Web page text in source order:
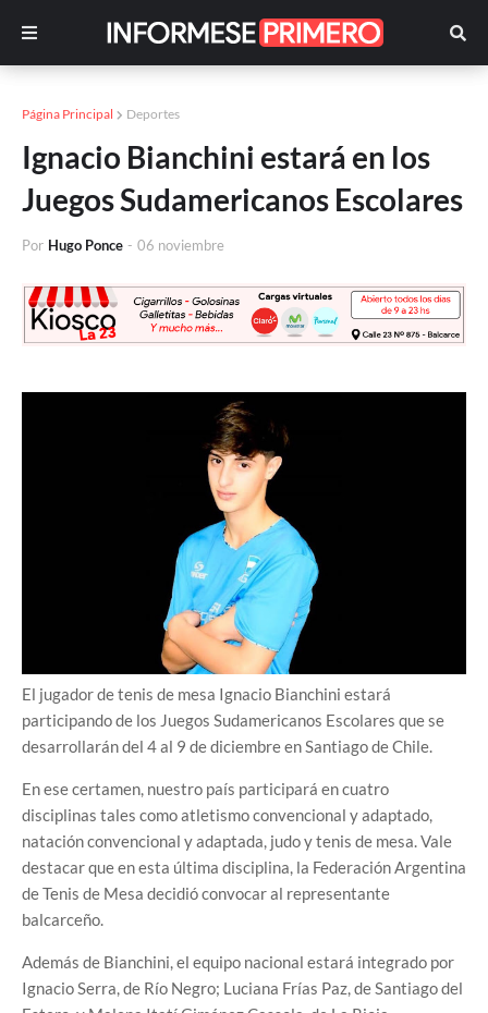
Página Principal Deportes
Ignacio Bianchini estará en los
Juegos Sudamericanos Escolares
Por Hugo Ponce - 06 noviembre
El jugador de tenis de mesa Ignacio Bianchini estará
participando de los Juegos Sudamericanos Escolares que se
desarrollarán del 4 al 9 de diciembre en Santiago de Chile.
En ese certamen, nuestro país participará en cuatro
disciplinas tales como atletismo convencional y adaptado,
natación convencional y adaptada, judo y tenis de mesa. Vale
destacar que en esta última disciplina, la Federación Argentina
de Tenis de Mesa decidió convocar al representante
balcarceño.
Además de Bianchini, el equipo nacional estará integrado por
Ignacio Serra, de Río Negro; Luciana Frías Paz, de Santiago del